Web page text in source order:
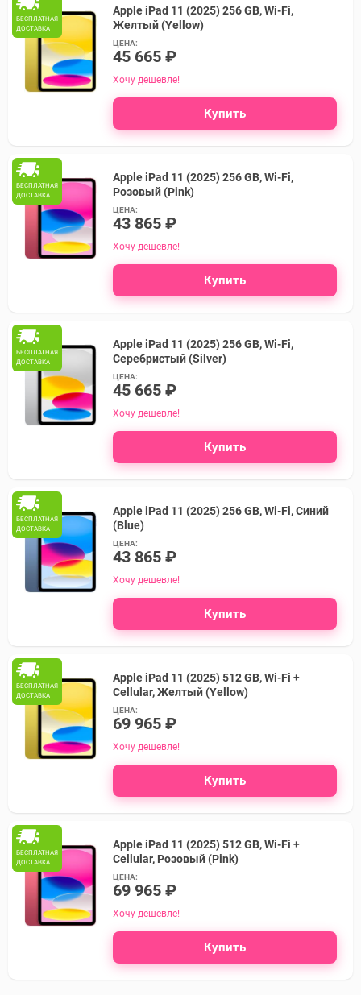
БЕСПЛАТНАЯ
ДОСТАВКА
Apple iPad 11 (2025) 256 GB, Wi-Fi,
Желтый (Yellow)
ЦЕНА:
45 665 ₽
Хочу дешевле!
Купить
БЕСПЛАТНАЯ
ДОСТАВКА
Apple iPad 11 (2025) 256 GB, Wi-Fi,
Розовый (Pink)
ЦЕНА:
43 865 ₽
Хочу дешевле!
Купить
БЕСПЛАТНАЯ
ДОСТАВКА
Apple iPad 11 (2025) 256 GB, Wi-Fi,
Серебристый (Silver)
ЦЕНА:
45 665 ₽
Хочу дешевле!
Купить
БЕСПЛАТНАЯ
ДОСТАВКА
Apple iPad 11 (2025) 256 GB, Wi-Fi, Синий
(Blue)
ЦЕНА:
43 865 ₽
Хочу дешевле!
Купить
БЕСПЛАТНАЯ
ДОСТАВКА
Apple iPad 11 (2025) 512 GB, Wi-Fi +
Cellular, Желтый (Yellow)
ЦЕНА:
69 965 ₽
Хочу дешевле!
Купить
БЕСПЛАТНАЯ
ДОСТАВКА
Apple iPad 11 (2025) 512 GB, Wi-Fi +
Cellular, Розовый (Pink)
ЦЕНА:
69 965 ₽
Хочу дешевле!
Купить